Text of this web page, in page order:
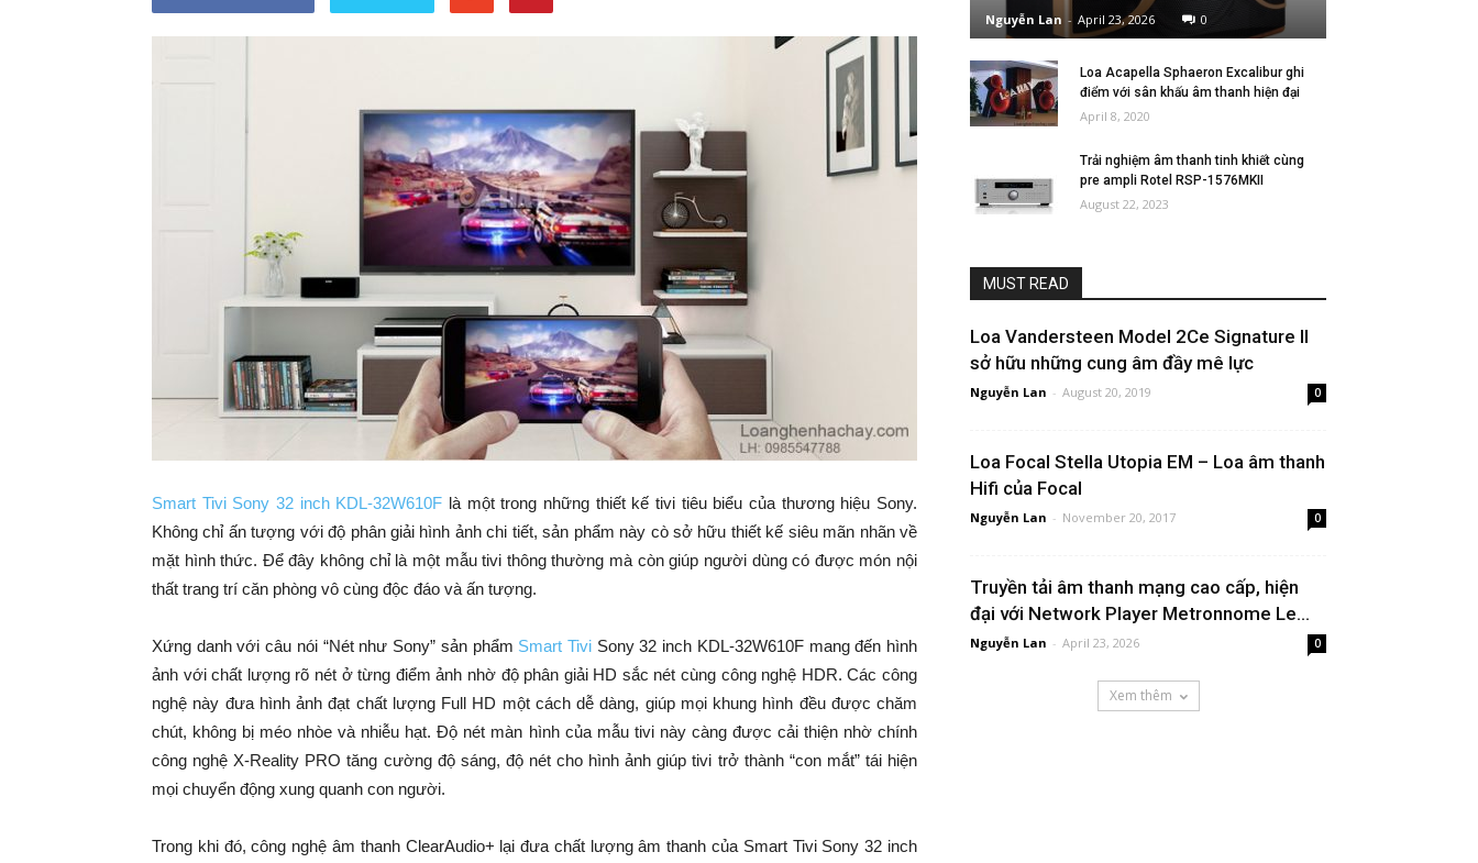
Smart Tivi Sony 32 inch KDL-32W610F là một trong những thiết kế tivi tiêu biểu của thương hiệu Sony.
Không chỉ ấn tượng với độ phân giải hình ảnh chi tiết, sản phẩm này cò sở hữu thiết kế siêu mãn nhãn về
mặt hình thức. Để đây không chỉ là một mẫu tivi thông thường mà còn giúp người dùng có được món nội
thất trang trí căn phòng vô cùng độc đáo và ấn tượng.
Xứng danh với câu nói “Nét như Sony” sản phẩm Smart TiviSony 32 inch KDL-32W610F mang đến hình
ảnh với chất lượng rõ nét ở từng điểm ảnh nhờ độ phân giải HD sắc nét cùng công nghệ HDR. Các công
nghệ này đưa hình ảnh đạt chất lượng Full HD một cách dễ dàng, giúp mọi khung hình đều được chăm
chút, không bị méo nhòe và nhiễu hạt. Độ nét màn hình của mẫu tivi này càng được cải thiện nhờ chính
công nghệ X-Reality PRO tăng cường độ sáng, độ nét cho hình ảnh giúp tivi trở thành “con mắt” tái hiện
mọi chuyển động xung quanh con người.
Trong khi đó, công nghệ âm thanh ClearAudio+ lại đưa chất lượng âm thanh của Smart Tivi Sony 32 inch
Nguyễn Lan - April 23, 2026 0
Loa Acapella Sphaeron Excalibur ghi
điểm với sân khấu âm thanh hiện đại
April 8, 2020
Trải nghiệm âm thanh tinh khiết cùng
pre ampli Rotel RSP-1576MKII
August 22, 2023
MUST READ
Loa Vandersteen Model 2Ce Signature II
sở hữu những cung âm đầy mê lực
Nguyễn Lan - August 20, 2019 0
Loa Focal Stella Utopia EM – Loa âm thanh
Hifi của Focal
Nguyễn Lan - November 20, 2017 0
Truyền tải âm thanh mạng cao cấp, hiện
đại với Network Player Metronnome Le...
Nguyễn Lan - April 23, 2026 0
Xem thêm